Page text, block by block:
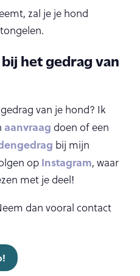
zal je je hond
het gedrag van
van je hond? Ik
aanvraag doen of een
bij mijn
op Instagram, waar
met je deel!
dan vooral contact